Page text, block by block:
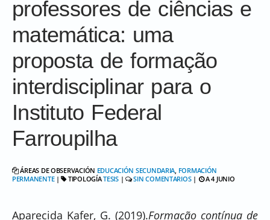
professores de ciências e
matemática: uma
proposta de formação
interdisciplinar para o
Instituto Federal
Farroupilha
ÁREAS DE OBSERVACIÓN EDUCACIÓN SECUNDARIA, FORMACIÓN
PERMANENTE| TIPOLOGÍATESIS| SIN COMENTARIOS| A 4 JUNIO
Aparecida Kafer, G. (2019).Formação contínua de